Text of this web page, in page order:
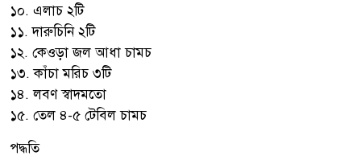
১০. এলাচ ২টি
১১. দারুচিনি ২টি
১২. কেওড়া জল আধা চামচ
১৩. কাঁচা মরিচ ৩টি
১৪. লবণ স্বাদমতো
১৫. তেল ৪-৫ টেবিল চামচ
পদ্ধতি